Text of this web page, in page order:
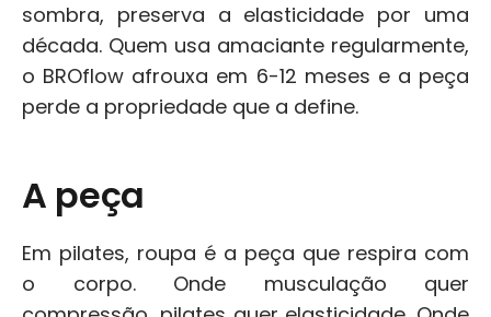
sombra, preserva a elasticidade por uma
década. Quem usa amaciante regularmente,
o BROflow afrouxa em 6-12 meses e a peça
perde a propriedade que a define.
A peça
Em pilates, roupa é a peça que respira com
o corpo. Onde musculação quer